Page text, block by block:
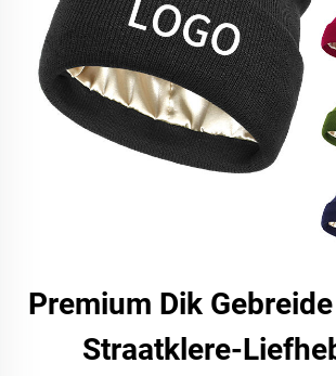
Premium Dik
Straatklere-